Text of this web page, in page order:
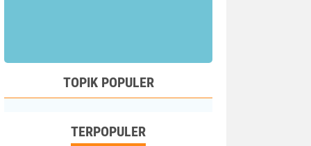
TOPIK POPULER
TERPOPULER